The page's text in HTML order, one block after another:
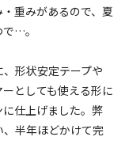
重みがあるので、夏
…。
形状安定テープや
としても使える形に
仕上げました。弊
半年ほどかけて完